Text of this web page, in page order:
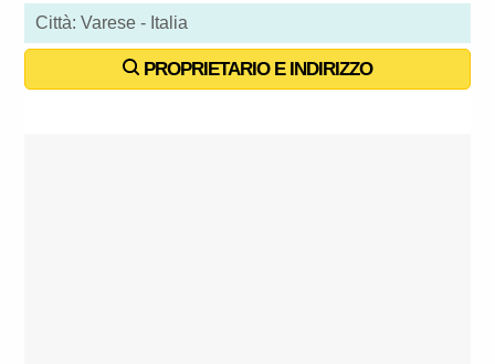
Città: Varese - Italia
PROPRIETARIO E INDIRIZZO